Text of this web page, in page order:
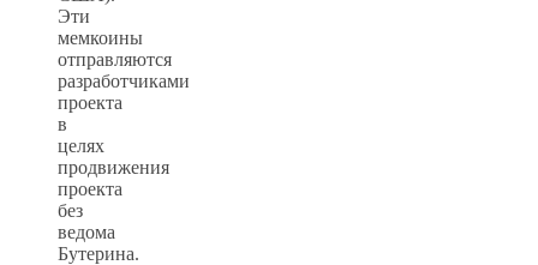
Эти
мемкоины
отправляются
разработчиками
проекта
в
целях
продвижения
проекта
без
ведома
Бутерина.